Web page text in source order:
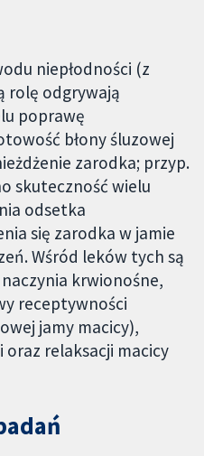
niepłodności (z
rolę odgrywają
poprawę
błony śluzowej
zarodka; przyp.
skuteczność wielu
odsetka
się zarodka w jamie
Wśród leków tych są
krwionośne,
receptywności
jamy macicy),
oraz relaksacji macicy